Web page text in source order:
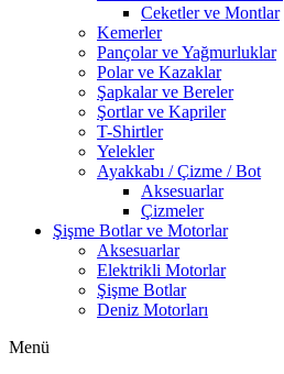
Ceketler ve Montlar
Kemerler
Pançolar ve Yağmurluklar
Polar ve Kazaklar
Şapkalar ve Bereler
Şortlar ve Kapriler
T-Shirtler
Yelekler
Ayakkabı / Çizme / Bot
Aksesuarlar
Çizmeler
Şişme Botlar ve Motorlar
Aksesuarlar
Elektrikli Motorlar
Şişme Botlar
Deniz Motorları
Menü